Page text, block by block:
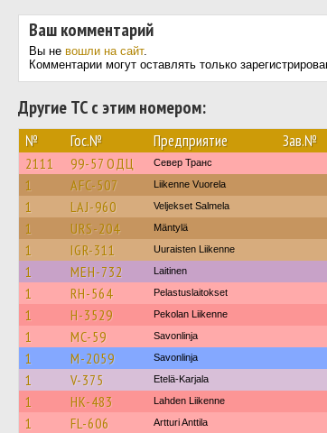
Ваш комментарий
Вы не вошли на сайт.
Комментарии могут оставлять только
Другие ТС с этим номером:
№ Гос.№ Предприятие Зав.№
2111 99-57 ОДЦ Север Транс
1 AFC-507 Liikenne Vuorela
1 LAJ-960 Veljekset Salmela
1 URS-204 Mäntylä
1 IGR-311 Uuraisten Liikenne
1 MEH-732 Laitinen
1 RH-564 Pelastuslaitokset
1 H-3529 Pekolan Liikenne
1 MC-59 Savonlinja
1 M-2059 Savonlinja
1 V-375 Etelä-Karjala
1 HK-483 Lahden Liikenne
1 FL-606 Artturi Anttila